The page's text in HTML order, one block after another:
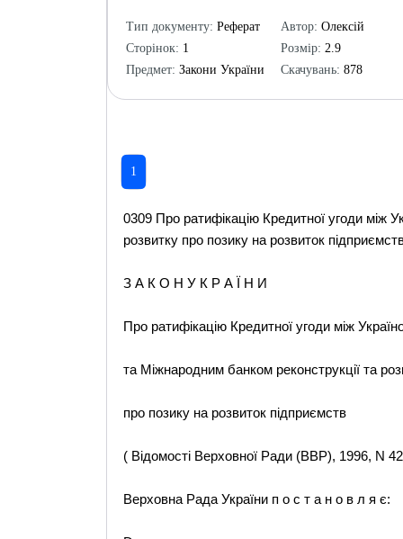
Тип документу: Реферат
Сторінок: 1
Предмет: Закони України
Автор: Олексій
Розмір: 2.9
Скачувань: 878
1
0309 Про ратифікацію Кредитної угоди між
розвитку про позику на розвиток
З А К О Н У К Р А Ї Н И
Про ратифікацію Кредитної угоди між
та Міжнародним банком реконструкції та
про позику на розвиток підприємств
( Відомості Верховної Ради (ВВР), 1996, N
Верховна Рада України п о с т а н о в л я є: